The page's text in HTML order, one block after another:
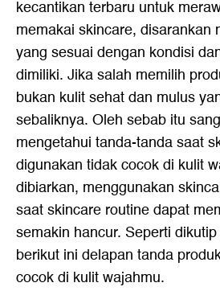
kecantikan terbaru untuk
memakai skincare, disarankan
yang sesuai dengan kondisi
dimiliki. Jika salah memilih
bukan kulit sehat dan mulus
sebaliknya. Oleh sebab itu
mengetahui tanda-tanda saat
digunakan tidak cocok di kulit
dibiarkan, menggunakan
saatskincare routinedapat
semakin hancur. Seperti
berikut ini delapan tanda
cocok di kulit wajahmu.